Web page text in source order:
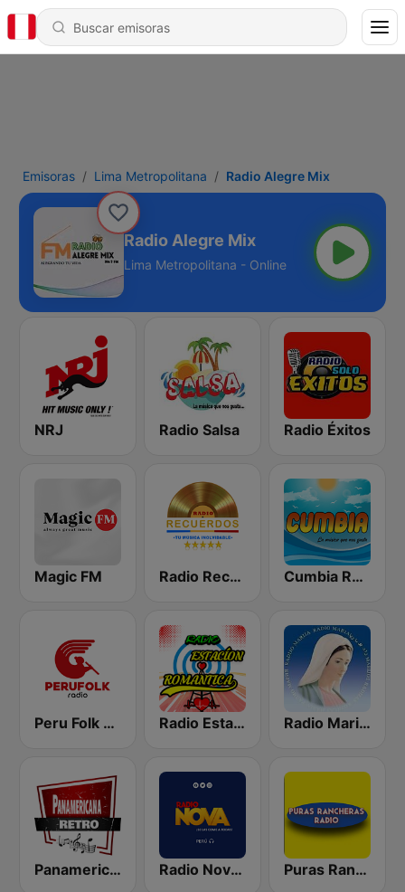
Emisoras Lima Metropolitana Radio Alegre Mix
Radio Alegre Mix
Lima Metropolitana - Online
NRJ Radio Salsa Radio Éxitos
Magic FM Radio Recuerdos Cumbia Radio
Peru Folk Radio Radio Estacion Romantica Radio Maria Perú
Panamericana Retro Rock Radio Nova Perú Puras Rancheras Radio